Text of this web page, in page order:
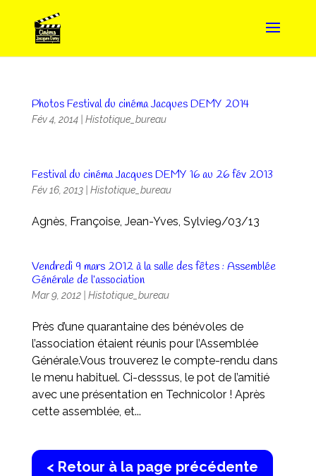
Photos Festival du cinéma Jacques DEMY 2014
Fév 4, 2014| Histotique_bureau
Festival du cinéma Jacques DEMY 16 au 26 fév 2013
Fév 16, 2013| Histotique_bureau
Agnès, Françoise, Jean-Yves, Sylvie9/03/13
Vendredi 9 mars 2012 à la salle des fêtes : Assemblée
Générale de l’association
Mar 9, 2012| Histotique_bureau
Près d’une quarantaine des bénévoles de
l’association étaient réunis pour l’Assemblée
Générale.Vous trouverez le compte-rendu dans
le menu habituel. Ci-desssus, le pot de l’amitié
avec une présentation en Technicolor ! Après
cette assemblée, et...
< Retour à la page précédente